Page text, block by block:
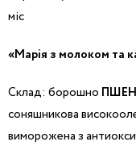
міс
«Марія з молоком та
Склад: борошно
соняшникова
виморожена з